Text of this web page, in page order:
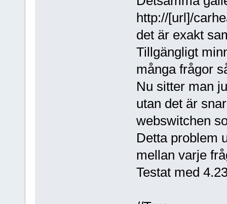
http://[url]/
det är exakt
Tillgängligt
många frågor
Nu sitter man
utan det är
webswitchen
Detta problem
mellan varje
Testat med